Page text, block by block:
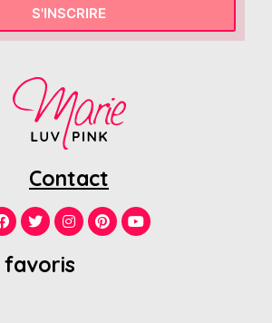
S'INSCRIRE
Contact
favoris